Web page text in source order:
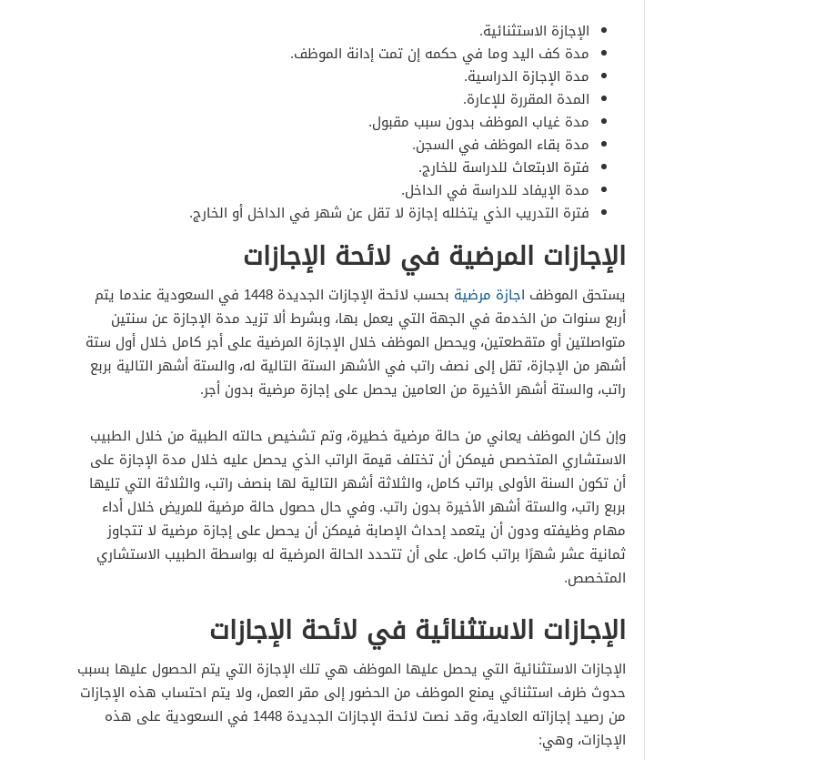
الإجازة الاستثنائية.
مدة كف اليد وما في حكمه إن تمت إدانة الموظف.
مدة الإجازة الدراسية.
المدة المقررة للإعارة.
مدة غياب الموظف بدون سبب مقبول.
مدة بقاء الموظف في السجن.
فترة الابتعاث للدراسة للخارج.
مدة الإيفاد للدراسة في الداخل.
فترة التدريب الذي يتخلله إجازة لا تقل عن شهر في الداخل أو الخارج.
الإجازات المرضية في لائحة الإجازات
يستحق الموظف اجازة مرضية
بحسب لائحة الإجازات الجديدة 1448 في السعودية عندما يتم
أربع سنوات من الخدمة في الجهة التي يعمل بها، وبشرط ألا تزيد مدة الإجازة عن سنتين
متواصلتين أو متقطعتين، ويحصل الموظف خلال الإجازة المرضية على أجر كامل خلال أول ستة
أشهر من الإجازة، تقل إلى نصف راتب في الأشهر الستة التالية له، والستة أشهر التالية بربع
راتب، والستة أشهر الأخيرة من العامين يحصل على إجازة مرضية بدون أجر.
وإن كان الموظف يعاني من حالة مرضية خطيرة، وتم تشخيص حالته الطبية من خلال الطبيب
الاستشاري المتخصص فيمكن أن تختلف قيمة الراتب الذي يحصل عليه خلال مدة الإجازة على
أن تكون السنة الأولى براتب كامل، والثلاثة أشهر التالية لها بنصف راتب، والثلاثة التي تليها
بربع راتب، والستة أشهر الأخيرة بدون راتب. وفي حال حصول حالة مرضية للمريض خلال أداء
مهام وظيفته ودون أن يتعمد إحداث الإصابة فيمكن أن يحصل على إجازة مرضية لا تتجاوز
ثمانية عشر شهرًا براتب كامل. على أن تتحدد الحالة المرضية له بواسطة الطبيب الاستشاري
المتخصص.
الإجازات الاستثنائية في لائحة الإجازات
الإجازات الاستثنائية التي يحصل عليها الموظف هي تلك الإجازة التي يتم الحصول عليها بسبب
حدوث ظرف استثنائي يمنع الموظف من الحضور إلى مقر العمل، ولا يتم احتساب هذه الإجازات
من رصيد إجازاته العادية، وقد نصت لائحة الإجازات الجديدة 1448 في السعودية على هذه
الإجازات، وهي: